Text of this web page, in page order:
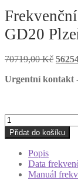
GD20
70719,00Kč
byla:
Urgentní kontakt
Frekvenční
měnič
75kW
400V
INVT-
GD20
Přidat do košíku
Popis
Data
Manuál